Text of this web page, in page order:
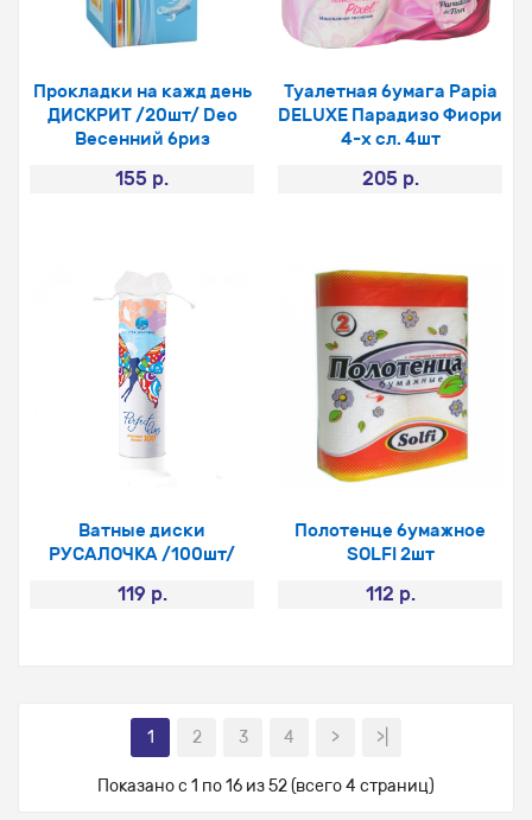
Прокладки на кажд день
ДИСКРИТ /20шт/ Deo
Весенний бриз
155 р.
Туалетная бумага Papia
DELUXE Парадизо Фиори
4-х сл. 4шт
205 р.
Ватные диски
РУСАЛОЧКА /100шт/
119 р.
Полотенце бумажное
SOLFI 2шт
112 р.
1 2 3 4 > >|
Показано с 1 по 16 из 52 (всего 4 страниц)